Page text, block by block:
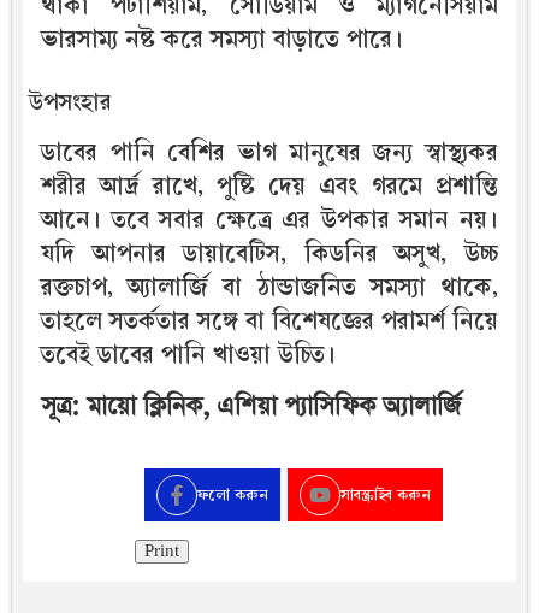
ভারসাম্য নষ্ট করে সমস্যা বাড়াতে পারে।
উপসংহার
ডাবের পানি বেশির ভাগ মানুষের জন্য স্বাস্থ্যকর
শরীর আর্দ্র রাখে, পুষ্টি দেয় এবং গরমে প্রশান্তি
আনে। তবে সবার ক্ষেত্রে এর উপকার সমান নয়।
যদি আপনার ডায়াবেটিস, কিডনির অসুখ, উচ্চ
রক্তচাপ, অ্যালার্জি বা ঠান্ডাজনিত সমস্যা থাকে,
তাহলে সতর্কতার সঙ্গে বা বিশেষজ্ঞের পরামর্শ নিয়ে
তবেই ডাবের পানি খাওয়া উচিত।
সূত্র: মায়ো ক্লিনিক, এশিয়া প্যাসিফিক অ্যালার্জি
ফলো করুন সাবস্ক্রাইব করুন
Print